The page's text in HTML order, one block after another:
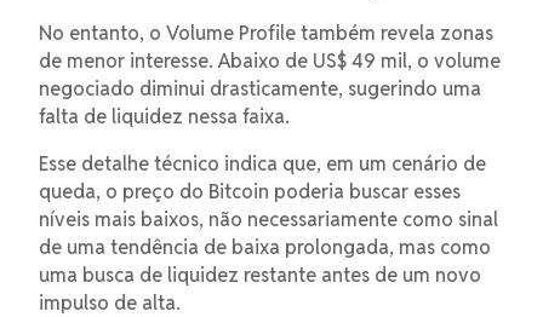
No entanto, o Volume Profile também revela zonas
de menor interesse. Abaixo de US$ 49 mil, o volume
negociado diminui drasticamente, sugerindo uma
falta de liquidez nessa faixa.
Esse detalhe técnico indica que, em um cenário de
queda, o preço do Bitcoin poderia buscar esses
níveis mais baixos, não necessariamente como sinal
de uma tendência de baixa prolongada, mas como
uma busca de liquidez restante antes de um novo
impulso de alta.